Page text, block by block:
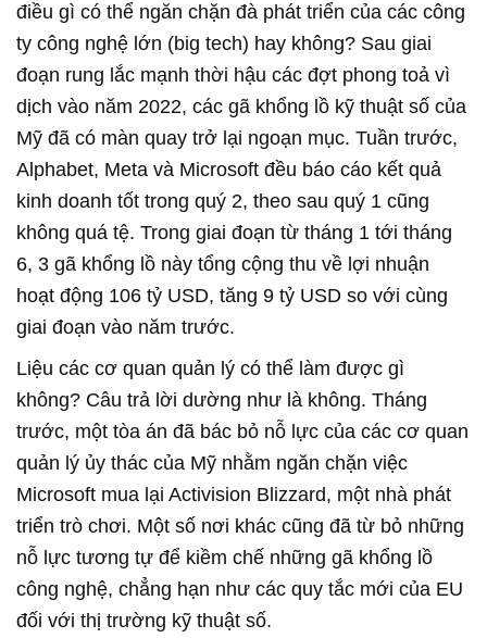
điều gì có thể ngăn chặn đà phát triển của các công
ty công nghệ lớn (big tech) hay không? Sau giai
đoạn rung lắc mạnh thời hậu các đợt phong toả vì
dịch vào năm 2022, các gã khổng lồ kỹ thuật số của
Mỹ đã có màn quay trở lại ngoạn mục. Tuần trước,
Alphabet, Meta và Microsoft đều báo cáo kết quả
kinh doanh tốt trong quý 2, theo sau quý 1 cũng
không quá tệ. Trong giai đoạn từ tháng 1 tới tháng
6, 3 gã khổng lồ này tổng cộng thu về lợi nhuận
hoạt động 106 tỷ USD, tăng 9 tỷ USD so với cùng
giai đoạn vào năm trước.
Liệu các cơ quan quản lý có thể làm được gì
không? Câu trả lời dường như là không. Tháng
trước, một tòa án đã bác bỏ nỗ lực của các cơ quan
quản lý ủy thác của Mỹ nhằm ngăn chặn việc
Microsoft mua lại Activision Blizzard, một nhà phát
triển trò chơi. Một số nơi khác cũng đã từ bỏ những
nỗ lực tương tự để kiềm chế những gã khổng lồ
công nghệ, chẳng hạn như các quy tắc mới của EU
đối với thị trường kỹ thuật số.